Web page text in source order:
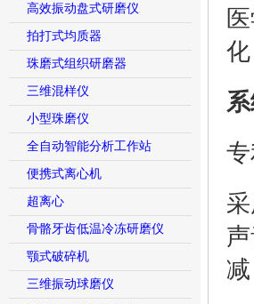
高效振动盘式研磨仪
拍打式均质器
珠磨式组织研磨器
三维混样仪
小型珠磨仪
全自动智能分析工作站
便携式离心机
超离心
骨骼牙齿低温冷冻研磨仪
颚式破碎机
三维振动球磨仪